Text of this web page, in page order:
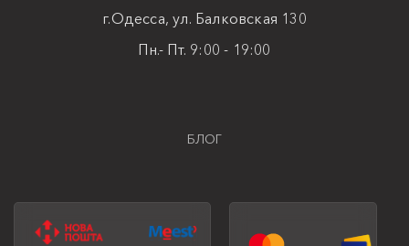
г.Одесса, ул. Балковская 130
Пн.- Пт. 9:00 - 19:00
БЛОГ